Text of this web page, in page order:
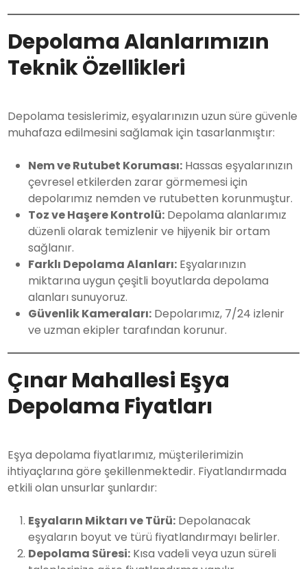
Depolama Alanlarımızın
Teknik Özellikleri
Depolama tesislerimiz, eşyalarınızın uzun süre güvenle
muhafaza edilmesini sağlamak için tasarlanmıştır:
Nem ve Rutubet Koruması: Hassas eşyalarınızın
çevresel etkilerden zarar görmemesi için
depolarımız nemden ve rutubetten korunmuştur.
Toz ve Haşere Kontrolü: Depolama alanlarımız
düzenli olarak temizlenir ve hijyenik bir ortam
sağlanır.
Farklı Depolama Alanları: Eşyalarınızın
miktarına uygun çeşitli boyutlarda depolama
alanları sunuyoruz.
Güvenlik Kameraları: Depolarımız, 7/24 izlenir
ve uzman ekipler tarafından korunur.
Çınar Mahallesi Eşya
Depolama Fiyatları
Eşya depolama fiyatlarımız, müşterilerimizin
ihtiyaçlarına göre şekillenmektedir. Fiyatlandırmada
etkili olan unsurlar şunlardır:
Eşyaların Miktarı ve Türü: Depolanacak
eşyaların boyut ve türü fiyatlandırmayı belirler.
Depolama Süresi: Kısa vadeli veya uzun süreli